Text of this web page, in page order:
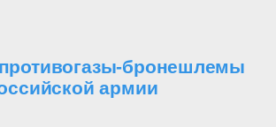
бронешлемы
армии